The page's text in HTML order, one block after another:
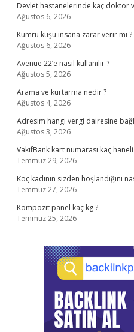
Devlet hastanelerinde kaç doktor
Ağustos 6, 2026
Kumru kuşu insana zarar verir mi ?
Ağustos 6, 2026
Avenue 22’e nasıl kullanılır ?
Ağustos 5, 2026
Arama ve kurtarma nedir ?
Ağustos 4, 2026
Adresim hangi vergi dairesine
Ağustos 3, 2026
VakıfBank kart numarası kaç haneli
Temmuz 29, 2026
Koç kadının sizden hoşlandığını
Temmuz 27, 2026
Kompozit panel kaç kg ?
Temmuz 25, 2026